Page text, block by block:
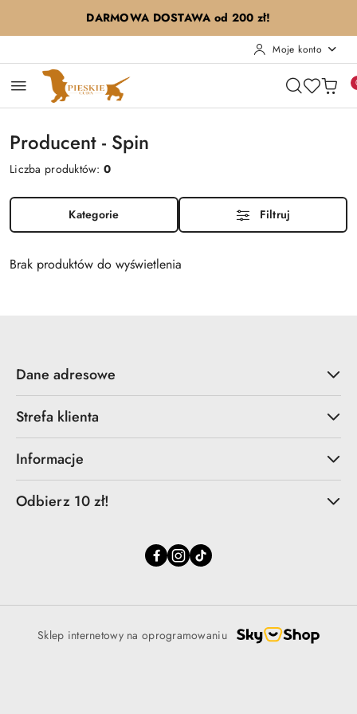
Przejdź do treści głównej
Przejdź do wyszukiwarki
Przejdź do moje konto
Przejdź do menu głównego
Przejdź do stopkiDARMOWA DOSTAWA od 200 zł!
Moje konto
Producent - Spin
Liczba produktów:0
Kategorie Filtruj
Brak produktów do wyświetlenia
Dane adresowe
Strefa klienta
Informacje
Odbierz 10 zł!
Sklep internetowy na oprogramowaniu